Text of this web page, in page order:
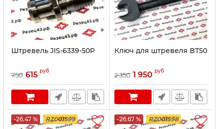
Штревель JIS-6339-50P
750 615 руб
Ключ для штревеля BT50
2 350 1 950 руб
-26.47 % RZ001599 -26.67 % RZ001598